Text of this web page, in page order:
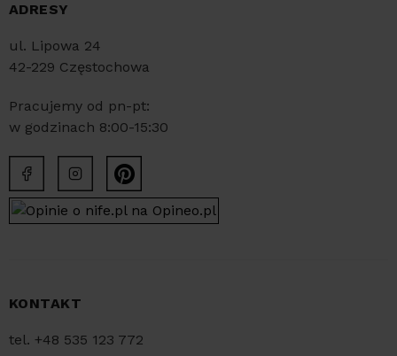
ADRESY
ul. Lipowa 24
42-229 Częstochowa
Pracujemy od pn-pt:
w godzinach 8:00-15:30
KONTAKT
tel. +48 535 123 772